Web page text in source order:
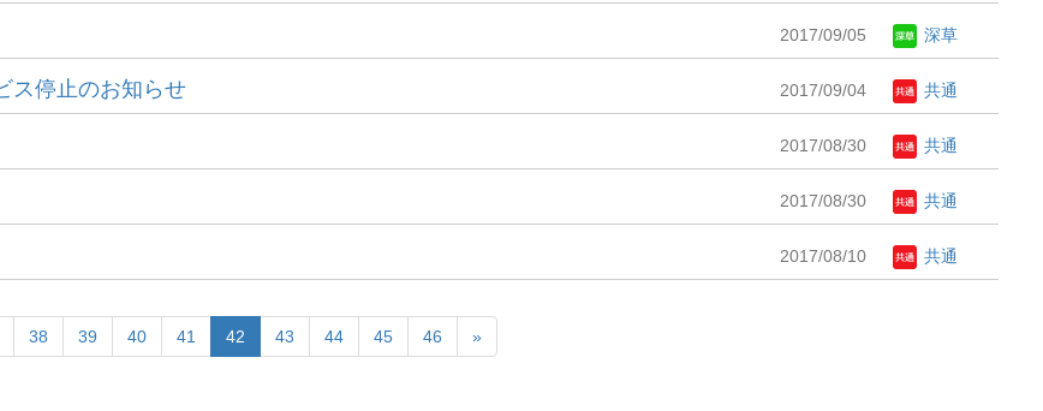
2017/09/05 深草
ス停止のお知らせ 2017/09/04 共通
2017/08/30 共通
2017/08/30 共通
2017/08/10 共通
38 39 40 41 42 43 44 45 46 »